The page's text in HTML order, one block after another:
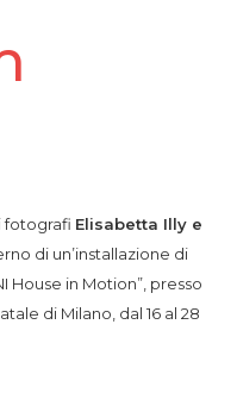
fotografi Elisabetta Illy e
di un’installazione di
House in Motion”, presso
di Milano, dal 16 al 28